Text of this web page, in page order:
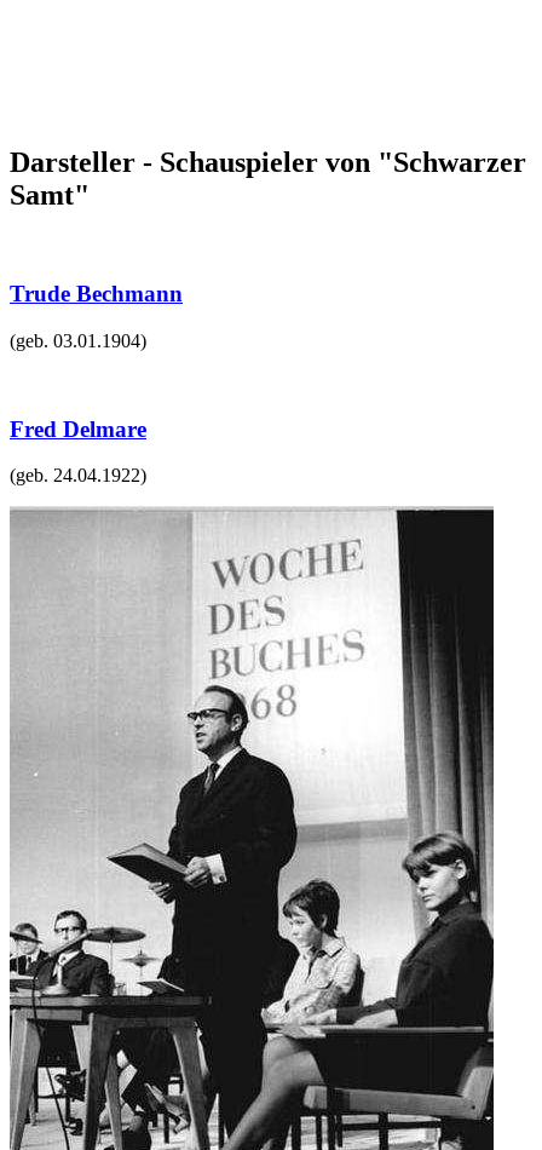
Darsteller - Schauspieler von "Schwarzer
Samt"
Trude Bechmann
(geb. 03.01.1904)
Fred Delmare
(geb. 24.04.1922)